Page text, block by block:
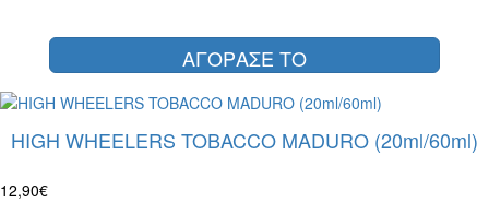
ΑΓΟΡΑΣΕ ΤΟ
HIGH WHEELERS TOBACCO MADURO (20ml/60ml)
12,90€